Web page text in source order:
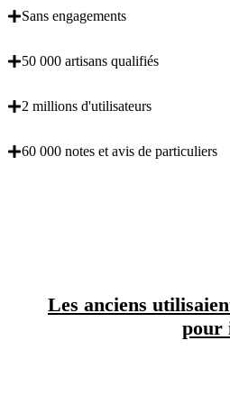
Sans engagements
50 000 artisans qualifiés
2 millions d'utilisateurs
60 000 notes et avis de particuliers
Les anciens
pour